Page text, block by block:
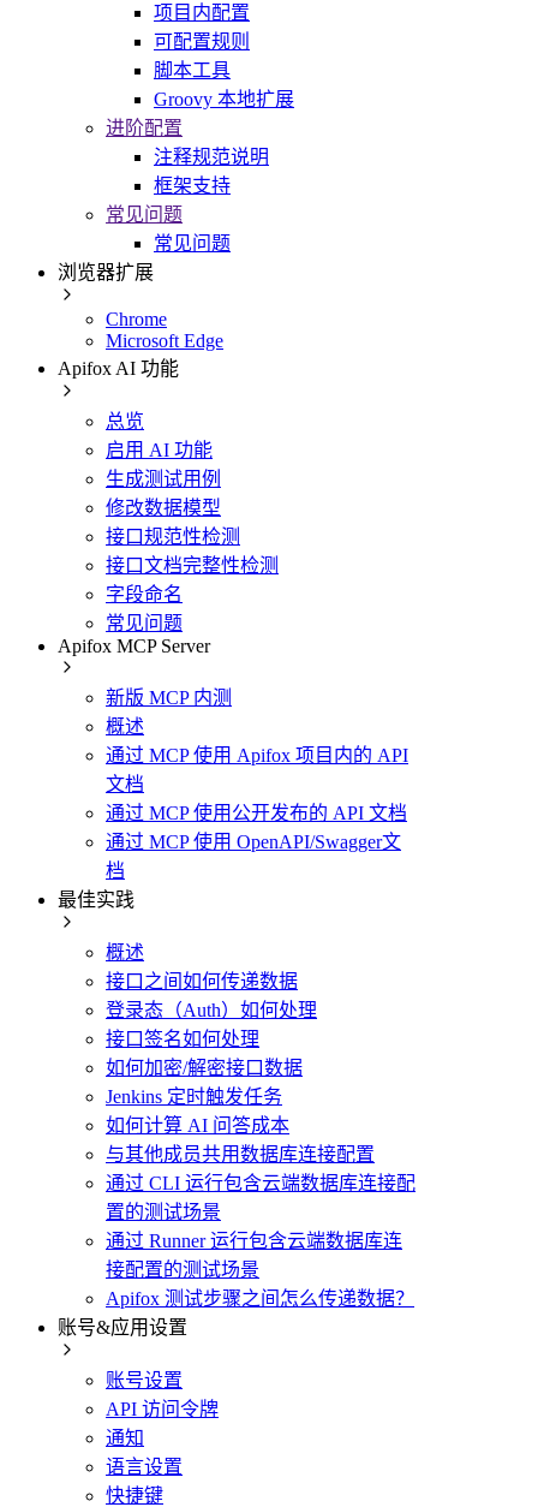
项目内配置
可配置规则
脚本工具
Groovy 本地扩展
进阶配置
注释规范说明
框架支持
常见问题
常见问题
浏览器扩展
Chrome
Microsoft Edge
Apifox AI 功能
总览
启用 AI 功能
生成测试用例
修改数据模型
接口规范性检测
接口文档完整性检测
字段命名
常见问题
Apifox MCP Server
新版 MCP 内测
概述
通过 MCP 使用 Apifox 项目内的 API
文档
通过 MCP 使用公开发布的 API 文档
通过 MCP 使用 OpenAPI/Swagger文
档
最佳实践
概述
接口之间如何传递数据
登录态（Auth）如何处理
接口签名如何处理
如何加密/解密接口数据
Jenkins 定时触发任务
如何计算 AI 问答成本
与其他成员共用数据库连接配置
通过 CLI 运行包含云端数据库连接配
置的测试场景
通过 Runner 运行包含云端数据库连
接配置的测试场景
Apifox 测试步骤之间怎么传递数据？
账号&应用设置
账号设置
API 访问令牌
通知
语言设置
快捷键